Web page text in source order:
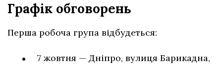
Графік обговорень
Перша робоча група відбудеться:
7 жовтня — Дніпро, вулиця Барикадна,